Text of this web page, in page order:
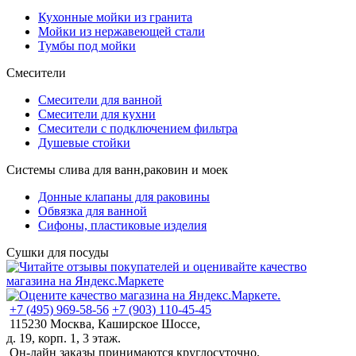
Кухонные мойки из гранита
Мойки из нержавеющей стали
Тумбы под мойки
Смесители
Смесители для ванной
Смесители для кухни
Смесители с подключением фильтра
Душевые стойки
Системы слива для ванн,раковин и моек
Донные клапаны для раковины
Обвязка для ванной
Сифоны, пластиковые изделия
Сушки для посуды
+7 (495) 969-58-56 +7 (903) 110-45-45
115230 Москва, Каширское Шоссе,
д. 19, корп. 1, 3 этаж.
Он-лайн заказы принимаются круглосуточно,